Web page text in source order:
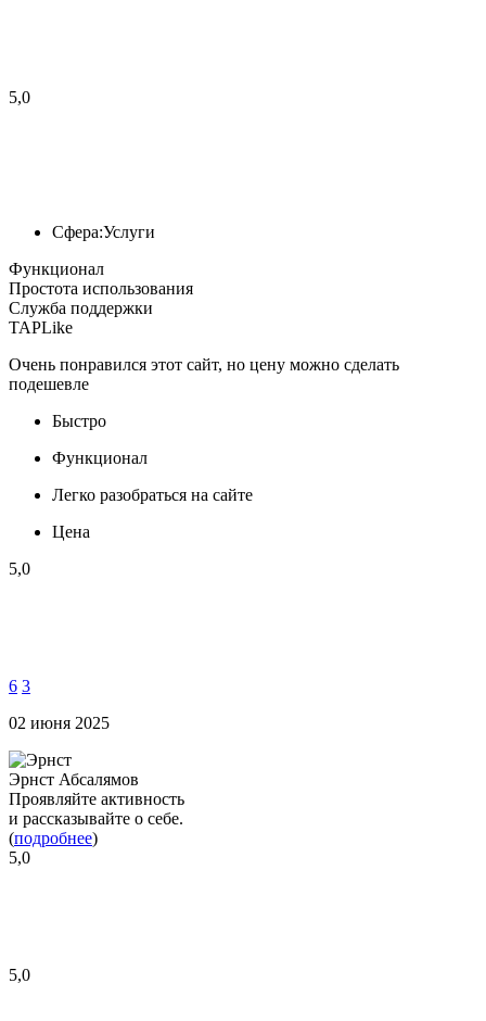
5,0
Сфера:Услуги
Функционал
Простота использования
Служба поддержки
TAPLike
Очень понравился этот сайт, но цену можно сделать
подешевле
Быстро
Функционал
Легко разобраться на сайте
Цена
5,0
6 3
02 июня 2025
Эрнст Абсалямов
Проявляйте активность
и рассказывайте о себе.
(подробнее)
5,0
5,0